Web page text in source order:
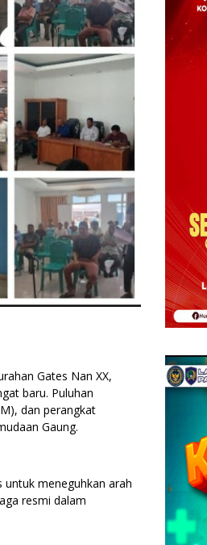
Gates Nan XX,
baru. Puluhan
dan perangkat
Gaung.
meneguhkan arah
resmi dalam